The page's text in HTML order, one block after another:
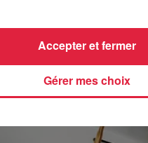
également
Gérer mes choix
Accepter et fermer